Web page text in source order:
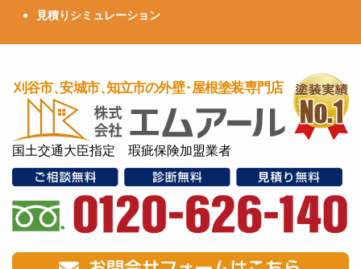
見積りシミュレーション
国土交通大臣指定 瑕疵保険加盟業者